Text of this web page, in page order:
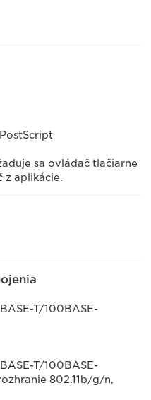
sa ovládač tlačiarne
z aplikácie.
T/100BASE-
T/100BASE-
802.11b/g/n,